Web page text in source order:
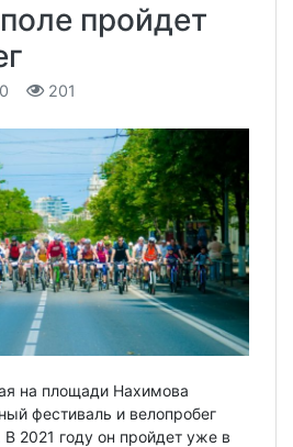
пройдет
201
на площади Нахимова
фестиваль и велопробег
2021 году он пройдет уже в